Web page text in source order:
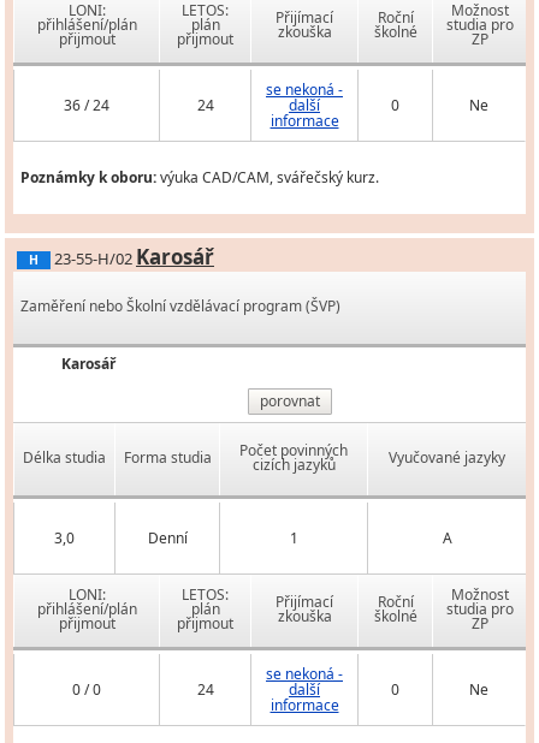
LONI:
přihlášení/plán
přijmout
LETOS:
plán
přijmout
Přijímací
zkouška
Roční
školné
Možnost
studia pro
ZP
36 / 24 24
se nekoná -
další
informace
0 Ne
Poznámky k oboru:výuka CAD/CAM, svářečský kurz.
H 23-55-H/02 Karosář
Zaměření nebo Školní vzdělávací program (ŠVP)
Karosář
porovnat
Délka studia Forma studia Počet povinných
cizích jazyků Vyučované jazyky
3,0 Denní 1 A
LONI:
přihlášení/plán
přijmout
LETOS:
plán
přijmout
Přijímací
zkouška
Roční
školné
Možnost
studia pro
ZP
0 / 0 24
se nekoná -
další
informace
0 Ne